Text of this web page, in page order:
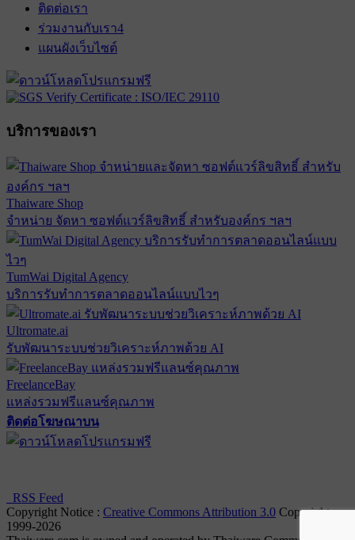
ติดต่อเรา
ร่วมงานกับเรา4
แผนผังเว็บไซต์
บริการของเรา
Thaiware Shop
จำหน่าย จัดหา ซอฟต์แวร์ลิขสิทธิ์ สำหรับองค์กร ฯลฯ
TumWai Digital Agency
บริการรับทำการตลาดออนไลน์แบบไวๆ
Ultromate.ai
รับพัฒนาระบบช่วยวิเคราะห์ภาพด้วย AI
FreelanceBay
แหล่งรวมฟรีแลนซ์คุณภาพ
ติดต่อโฆษณาบน
RSS Feed
Copyright Notice : Creative Commons Attribution 3.0 Copyright
1999-2026